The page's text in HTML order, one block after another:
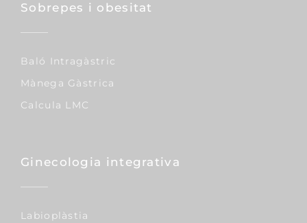
Sobrepes i obesitat
Baló Intragàstric
Mànega Gàstrica
Calcula LMC
Ginecologia integrativa
Labioplàstia